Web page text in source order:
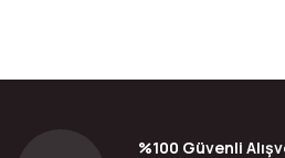
%100 Güvenli